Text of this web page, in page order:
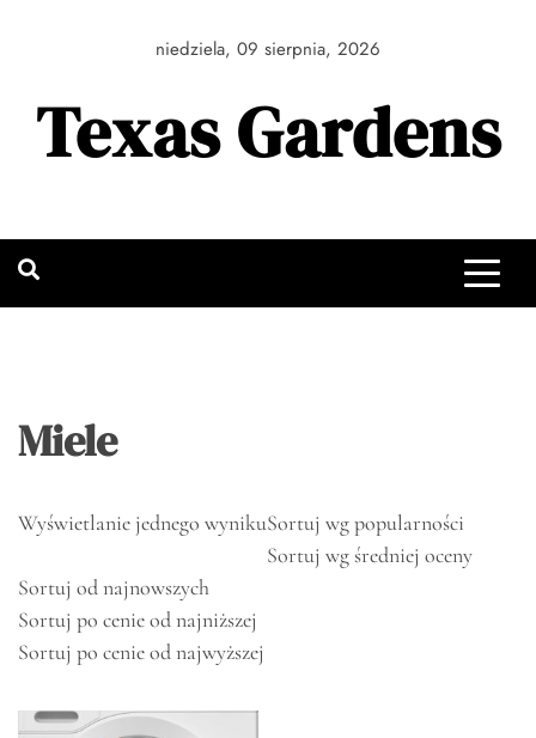
niedziela, 09 sierpnia, 2026
Texas Gardens
Miele
Wyświetlanie jednego wynikuSortuj wg popularności
Sortuj wg średniej oceny
Sortuj od najnowszych
Sortuj po cenie od najniższej
Sortuj po cenie od najwyższej